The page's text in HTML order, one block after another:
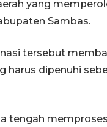
yang
Sambas.
tersebut
harus dipenuhi
tengah